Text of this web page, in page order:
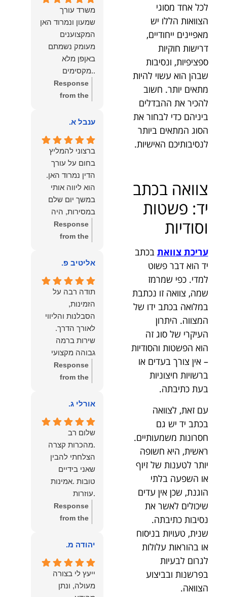
לכל אחד מסוגי
הצוואות הללו יש
מאפיינים ייחודיים,
דרישות חוקיות
ספציפיות, ונסיבות
שבהן הוא עשוי להיות
מתאים יותר. חשוב
להכיר את ההבדלים
ביניהם כדי לבחור את
הסוג המתאים ביותר
לנסיבותיכם האישיות.
צוואה בכתב
יד: פשטות
וסודיות
עריכת צוואת בכתב
יד הוא דבר פשוט
למדי. כפי שמרמז
שמה, צוואה זו נכתבת
במלואה בכתב ידו של
המצווה. היתרון
העיקרי של סוג זה
הוא הפשטות והסודיות
– אין צורך בעדים או
ברשויות חיצוניות
בעת כתיבתה.
עם זאת, לצוואה
בכתב יד יש גם
חסרונות משמעותיים.
ראשית, היא חשופה
יותר לטענות של זיוף
או השפעה בלתי
הוגנת, שכן אין עדים
שיכולים לאשר את
נסיבות כתיבתה.
שנית, טעויות בניסוח
או בהוראות עלולות
לגרום לבעיות
בפרשנות ובביצוע
הצוואה.
משרד עורך
שמעון ונמרוד האן
המקצוענים
מעומק נשמתם
באןפן מלא
..מקסימים
ונעימים אוזן
קשבת, ונונתנים
מלא ואמיתי..שפו
עליכם..אני
שמחה שאתם
איתי ותזכו לטוב
כפי
שאתם....תבורכו
ברכה והצלחה
וחיבוק ממני🙂😘
💓
Response
from the
רבה על המילים
והמרגשות.
שמחנו מאוד
לקרוא את
דברייך. אנו
מעריכים את
האמון שנתת בנו
ונמשיך לעמוד
לצידך וללוות
אותך במסירות.
הלב הרבה
הצלחה, ברכה
ובשורות טובות.
שמעון האן
משרד עורכי דין
ונוטריון
ענבל א.
ברצוני להמליץ
בחום על עורך
הדין נמרוד האן.
הוא ליווה אותי
במשך יום שלם
במסירות, היה
זמין לכל שאלה,
הכווין אותי בכל
תחושת ביטחון
התהליך.
המקצועיות,
הסבלנות,
היסודיות
והאכפתיות שלו
בלטו מהרגע
הראשון. הרגשתי
שיש לי על מי
לסמוך, ואני
הלב לכל מי
שמחפש עורך דין
מקצועי, אמין
ומסור.
Response
from the
הוא שלנו, נעמוד
ולשירותך בכל
עת גם בהמשך.
שמעון האן
משרד עורכי דין
ונוטריון
אליטיב פ.
תודה רבה על
הזמינות,
הסבלנות והליווי
שירות ברמה
גבוהה מקצועי
ואמין.
Response
from the
הוא שלנו.
אורלי ג.
שלום רב
.מהכרות קצרה
הצלחתי להבין
שאני בידיים
טובות .אמינות
.עוזרות
.ומקשיבות .אין לי
מילים להודות
העוצמות
.והצגת אמת
.תודה לכם תמיד
תשאירו לי אור
Response
from the
רבה על המילים
והחמות! כיף
גדול לשמוע
שהרגשת בידיים
יהודה מ.
ייעץ לי בצורה
מעולה, ונתן